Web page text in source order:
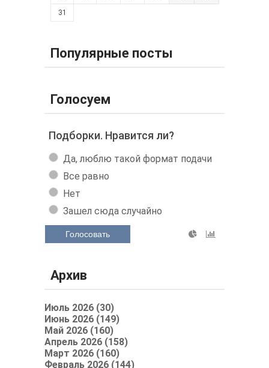
31
Популярные посты
Голосуем
Подборки. Нравится ли?
Да, люблю такой формат подачи
Все равно
Нет
Зашел сюда случайно
Голосовать
Архив
Июль 2026 (30)
Июнь 2026 (149)
Май 2026 (160)
Апрель 2026 (158)
Март 2026 (160)
Февраль 2026 (144)